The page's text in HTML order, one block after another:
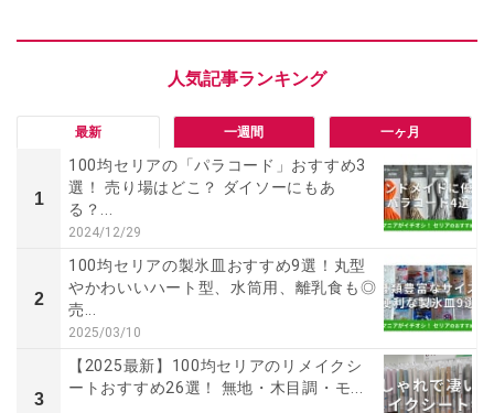
最新 一週間 一ヶ月
1
100均セリアの「パラコード」おすすめ3
選！ 売り場はどこ？ ダイソーにもあ
る？...
2024/12/29
2
100均セリアの製氷皿おすすめ9選！丸型
やかわいいハート型、水筒用、離乳食も◎
売...
2025/03/10
3
【2025最新】100均セリアのリメイクシ
ートおすすめ26選！ 無地・木目調・モ...